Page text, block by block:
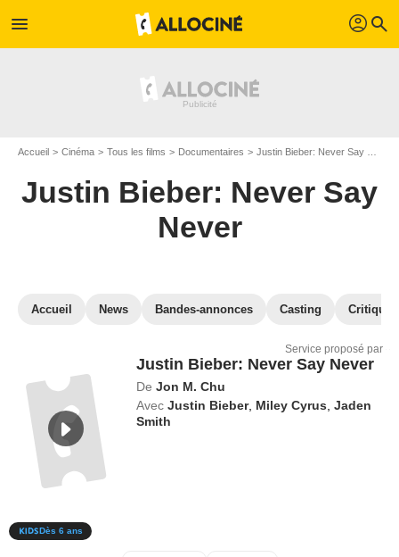
menu profil search
Accueil Cinéma Tous les films Documentaires Justin Bieber: Never Say Never
Justin Bieber: Never Say
Never
Accueil News Bandes-annonces Casting
Service proposé par
Justin Bieber: Never Say Never
De Jon M. Chu
Avec Justin Bieber, Miley Cyrus ,Jaden
Smith
Dès 6 ans